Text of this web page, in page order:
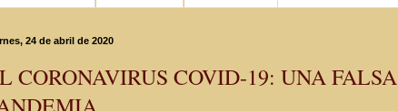
24 de abril de 2020
CORONAVIRUS COVID-19: UNA FALSA